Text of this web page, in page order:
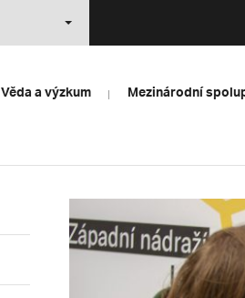
Věda a výzkum Mezinárodní